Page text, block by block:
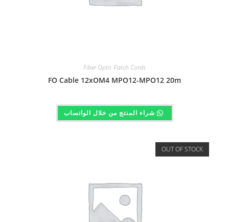
Fiber Optic Patch Cords
FO Cable 12xOM4 MPO12-MPO12 20m
شراء المنتج من خلال الواتساب
OUT OF STOCK